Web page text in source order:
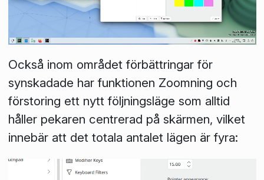
Också inom området förbättringar för
synskadade har funktionen Zoomning och
förstoring ett nytt följningsläge som alltid
håller pekaren centrerad på skärmen, vilket
innebär att det totala antalet lägen är fyra: